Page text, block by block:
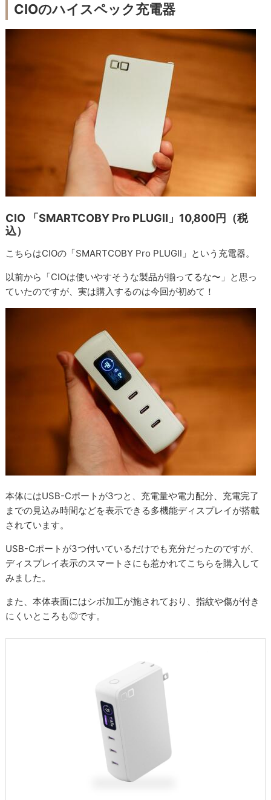
CIOのハイスペック充電器
CIO 「SMARTCOBY Pro PLUGⅡ」10,800円（税
込）
こちらはCIOの「SMARTCOBY Pro PLUGⅡ」という充電器。
以前から「CIOは使いやすそうな製品が揃ってるな〜」と思っ
ていたのですが、実は購入するのは今回が初めて！
本体にはUSB-Cポートが3つと、充電量や電力配分、充電完了
までの見込み時間などを表示できる多機能ディスプレイが搭載
されています。
USB-Cポートが3つ付いているだけでも充分だったのですが、
ディスプレイ表示のスマートさにも惹かれてこちらを購入して
みました。
また、本体表面にはシボ加工が施されており、指紋や傷が付き
にくいところも◎です。